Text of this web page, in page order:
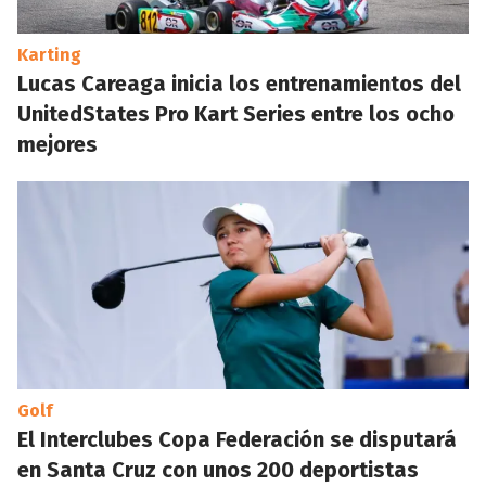
Karting
Lucas Careaga inicia los entrenamientos del
UnitedStates Pro Kart Series entre los ocho
mejores
Golf
El Interclubes Copa Federación se disputará
en Santa Cruz con unos 200 deportistas